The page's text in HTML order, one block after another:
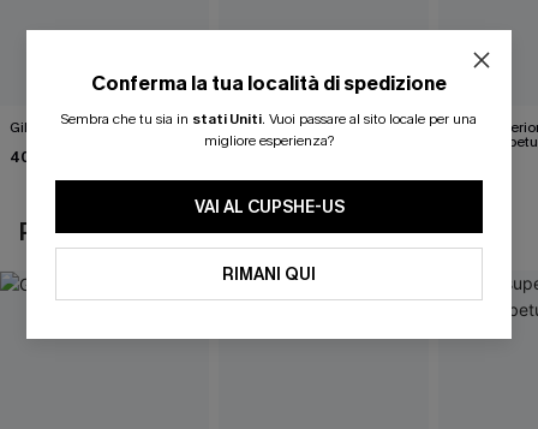
Gilet bianco Wrap It Up
40,00 €
Maglia bianca in maglia
Happy Days
Parte
marrone
POTREBBE INTERESSARTI ANCHE
Conferma la tua località di spedizione
Sembra che tu sia in stati Uniti. Vuoi passare al sito locale per una
migliore esperienza?
VAI AL CUPSHE-US
RIMANI QUI